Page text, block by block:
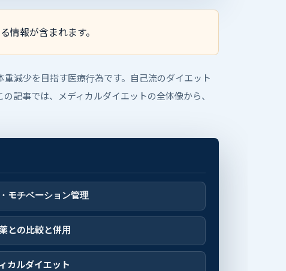
情報が含まれます。
減少を目指す医療行為です。自己流のダイエット
記事では、メディカルダイエットの全体像から、
モチベーション管理
との比較と併用
カルダイエット